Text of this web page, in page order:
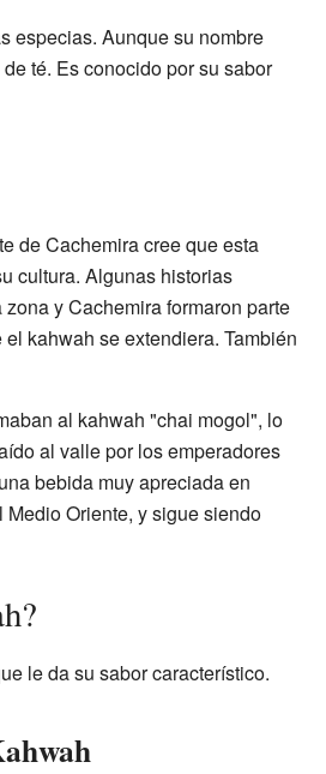
especias. Aunque su nombre
té. Es conocido por su sabor
de Cachemira cree que esta
cultura. Algunas historias
y Cachemira formaron parte
kahwah se extendiera. También
al kahwah "chai mogol", lo
al valle por los emperadores
bebida muy apreciada en
Oriente, y sigue siendo
le da su sabor característico.